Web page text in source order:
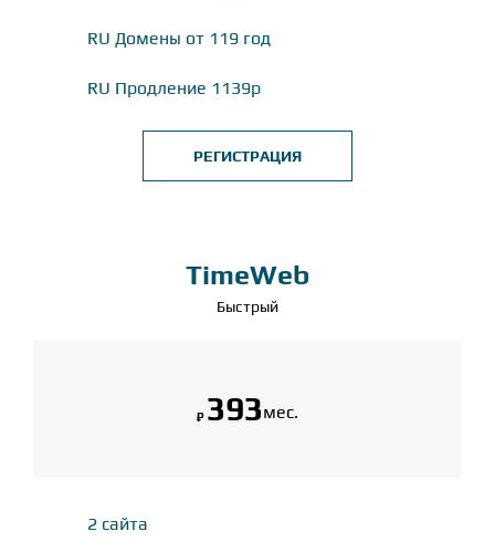
RU Домены от 119 год
RU Продление 1139р
РЕГИСТРАЦИЯ
TimeWeb
Быстрый
₽ 393мес.
2 сайта